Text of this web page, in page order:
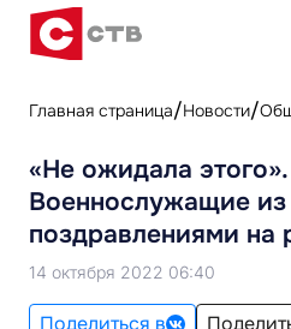
Главная страница Новости
«Не ожидала этого».
Военнослужащие
поздравлениями на
14 октября 2022 06:40
Поделиться в